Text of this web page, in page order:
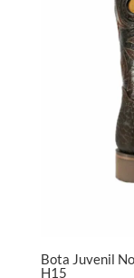
Bota Juvenil
H15